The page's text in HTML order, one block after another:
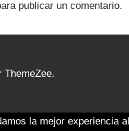
publicar un comentario.
ThemeZee.
la mejor experiencia